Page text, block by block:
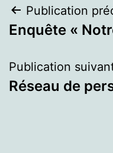
de
l’article
Publication
Enquête «
Publication
Réseau de